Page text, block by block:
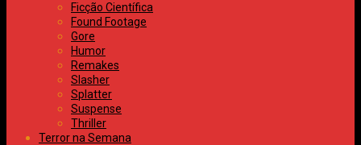
Ficção Científica
Found Footage
Gore
Humor
Remakes
Slasher
Splatter
Suspense
Thriller
Terror na Semana